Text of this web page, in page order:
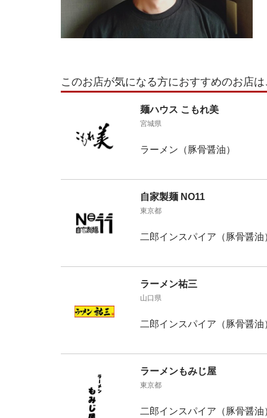
このお店が気になる方におすすめのお店
麺ハウス こもれ美
宮城県
ラーメン（豚骨醤油）
自家製麺 NO11
東京都
二郎インスパイア（豚骨醤油
ラーメン祐三
山口県
二郎インスパイア（豚骨醤油
ラーメンもみじ屋
東京都
二郎インスパイア（豚骨醤油